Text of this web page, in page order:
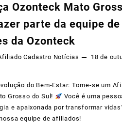
Ozonteck Mato
parte da equipe
da Ozonteck
Cadastro Notícias
18 de
do Bem-Estar: Torne-se um
Grosso do Sul!
Você é uma
e apaixonada por transformar
equipe de afiliados!